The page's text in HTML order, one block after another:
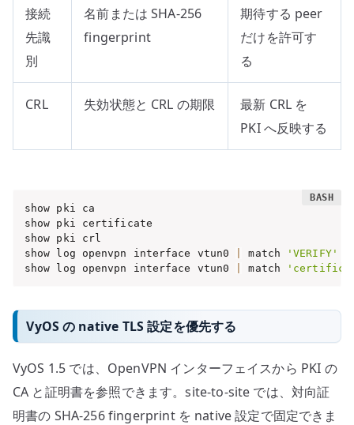
接続
先識
別
名前または SHA-256
fingerprint
期待する peer
だけを許可す
る
CRL 失効状態と CRL の期限
最新 CRL を
PKI へ反映する
show pki ca
show pki certificate
show pki crl
show log openvpn interface vtun0
match
'VERIFY'
show log openvpn interface vtun0
match
VyOS の native TLS 設定を優先する
VyOS 1.5 では、OpenVPN インターフェイスから PKI の
CA と証明書を参照できます。site-to-site では、対向証
明書の SHA-256 fingerprint を native 設定で固定できま